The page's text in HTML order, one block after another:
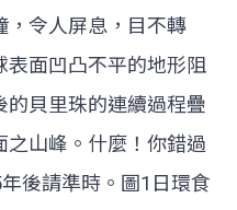
，令人屏息，目不轉
面凹凸不平的地形阻
貝里珠的連續過程疊
之山峰。什麼！你錯過
後請準時。圖1日環食